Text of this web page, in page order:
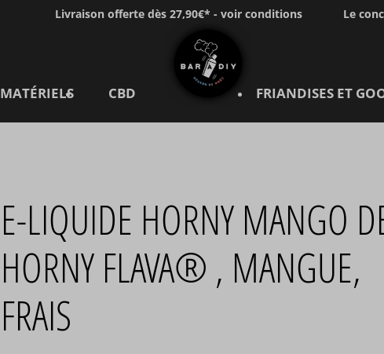
Livraison offerte dès 27,90€* - voir conditions Le
MATÉRIELS CBD FRIANDISES ET
E-LIQUIDE HORNY MANGO
HORNY FLAVA® , MANGUE,
FRAIS